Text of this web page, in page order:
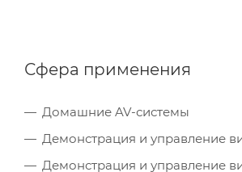
Сфера применения
Домашние AV-системы
Демонстрация и управление
Демонстрация и управление